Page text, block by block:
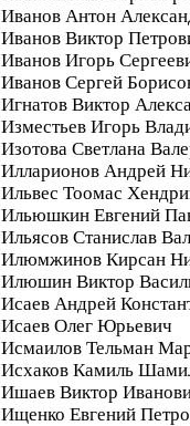
Иванов Антон
Иванов Виктор
Иванов Игорь
Иванов Сергей
Игнатов Виктор
Изместьев Игорь
Изотова Светлана
Илларионов Андрей
Ильвес Тоомас
Ильюшкин Евгений
Ильясов Станислав
Илюмжинов Кирсан
Илюшин Виктор
Исаев Андрей
Исаев Олег Юрьевич
Исмаилов Тельман
Исхаков Камиль
Ишаев Виктор
Ищенко Евгений